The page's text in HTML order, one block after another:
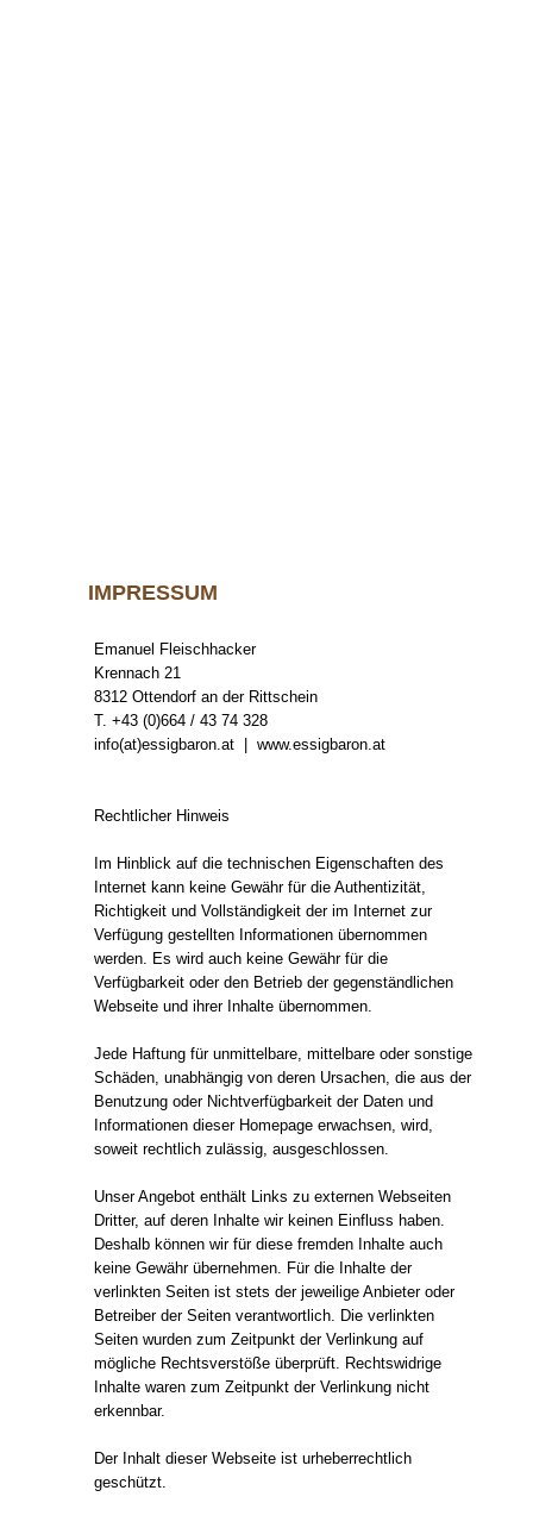
IMPRESSUM
Emanuel Fleischhacker
Krennach 21
8312 Ottendorf an der Rittschein
T. +43 (0)664 / 43 74 328
info(at)essigbaron.at | www.essigbaron.at
Rechtlicher Hinweis
Im Hinblick auf die technischen Eigenschaften des
Internet kann keine Gewähr für die Authentizität,
Richtigkeit und Vollständigkeit der im Internet zur
Verfügung gestellten Informationen übernommen
werden. Es wird auch keine Gewähr für die
Verfügbarkeit oder den Betrieb der gegenständlichen
Webseite und ihrer Inhalte übernommen.
Jede Haftung für unmittelbare, mittelbare oder sonstige
Schäden, unabhängig von deren Ursachen, die aus der
Benutzung oder Nichtverfügbarkeit der Daten und
Informationen dieser Homepage erwachsen, wird,
soweit rechtlich zulässig, ausgeschlossen.
Unser Angebot enthält Links zu externen Webseiten
Dritter, auf deren Inhalte wir keinen Einfluss haben.
Deshalb können wir für diese fremden Inhalte auch
keine Gewähr übernehmen. Für die Inhalte der
verlinkten Seiten ist stets der jeweilige Anbieter oder
Betreiber der Seiten verantwortlich. Die verlinkten
Seiten wurden zum Zeitpunkt der Verlinkung auf
mögliche Rechtsverstöße überprüft. Rechtswidrige
Inhalte waren zum Zeitpunkt der Verlinkung nicht
erkennbar.
Der Inhalt dieser Webseite ist urheberrechtlich
geschützt.